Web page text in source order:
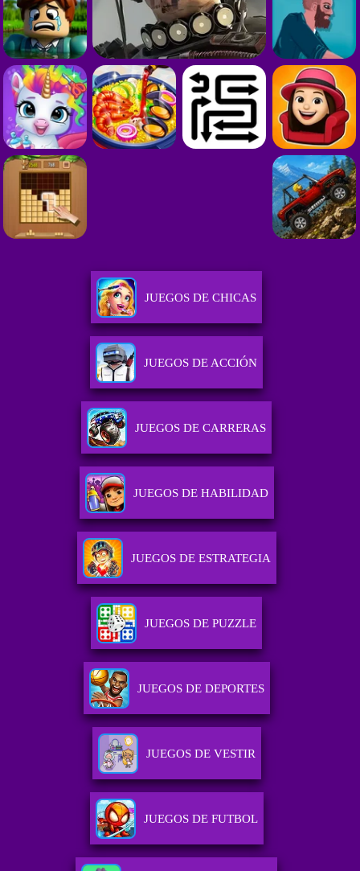
JUEGOS DE CHICAS
JUEGOS DE ACCIÓN
JUEGOS DE CARRERAS
JUEGOS DE HABILIDAD
JUEGOS DE ESTRATEGIA
JUEGOS DE PUZZLE
JUEGOS DE DEPORTES
JUEGOS DE VESTIR
JUEGOS DE FUTBOL